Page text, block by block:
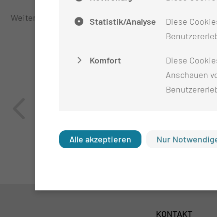
Weiterführende Informationen zur Ausbildung am
KONTAKT
Statistik/Analyse
Diese
Komfort
Diese
Anschauen
Alle akzeptieren Nur